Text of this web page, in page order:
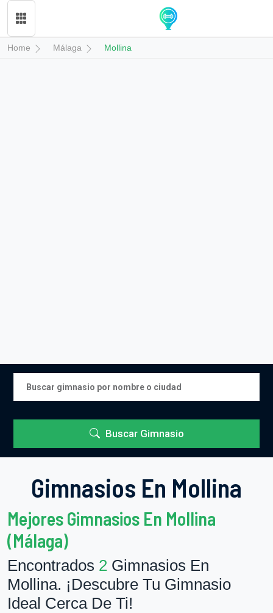
Home Málaga Mollina
Buscar Gimnasio
Gimnasios En Mollina
Mejores Gimnasios En Mollina
(Málaga)
Encontrados 2 Gimnasios En
Mollina. ¡Descubre Tu Gimnasio
Ideal Cerca De Ti!